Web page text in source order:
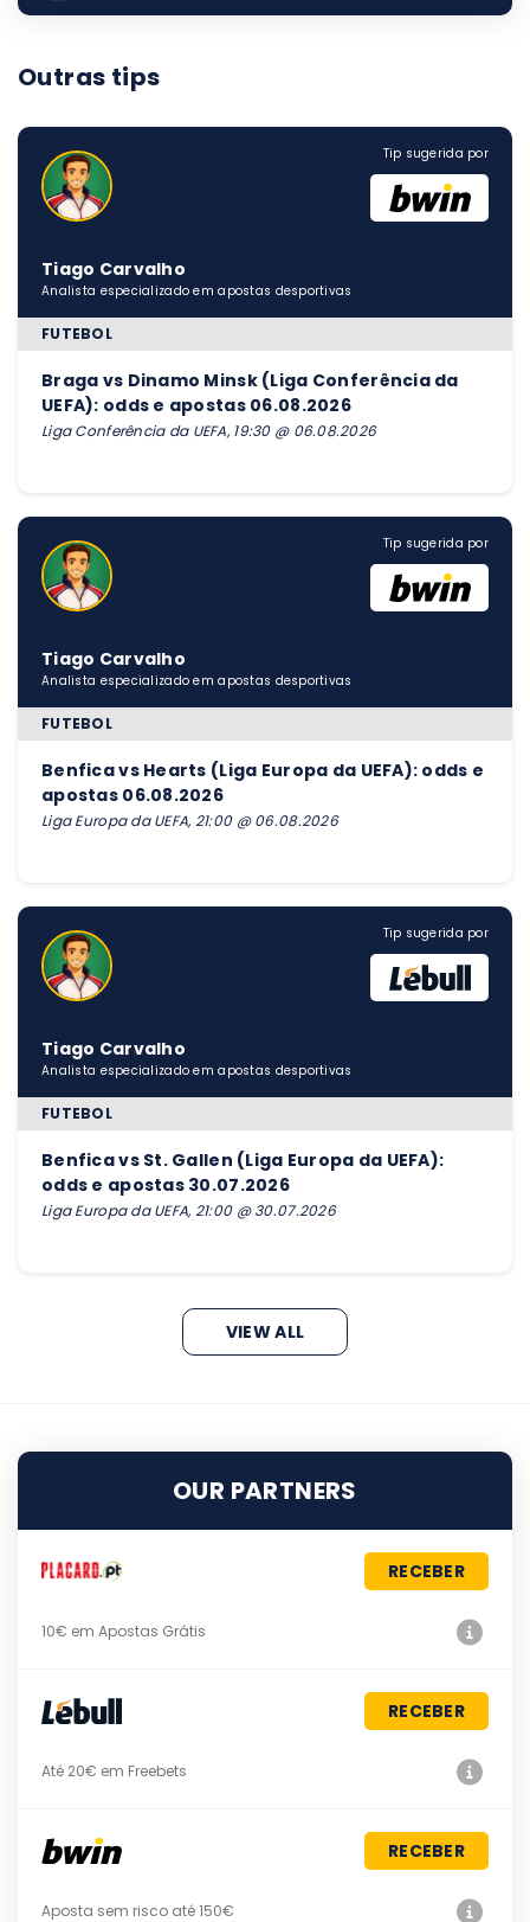
Outras tips
Tip sugerida por
Tiago Carvalho
Analista especializado em apostas desportivas
FUTEBOL
Braga vs Dinamo Minsk (Liga Conferência da
UEFA): odds e apostas 06.08.2026
Liga Conferência da UEFA, 19:30 @ 06.08.2026
Tip sugerida por
Tiago Carvalho
Analista especializado em apostas desportivas
FUTEBOL
Benfica vs Hearts (Liga Europa da UEFA): odds e
apostas 06.08.2026
Liga Europa da UEFA, 21:00 @ 06.08.2026
Tip sugerida por
Tiago Carvalho
Analista especializado em apostas desportivas
FUTEBOL
Benfica vs St. Gallen (Liga Europa da UEFA):
odds e apostas 30.07.2026
Liga Europa da UEFA, 21:00 @ 30.07.2026
VIEW ALL
OUR PARTNERS
RECEBER
10€ em Apostas Grátis
RECEBER
Até 20€ em Freebets
RECEBER
Aposta sem risco até 150€